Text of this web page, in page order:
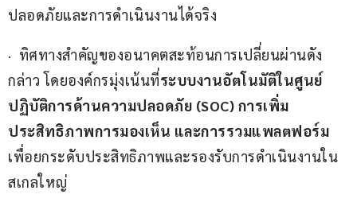
ปลอดภัยและการดำเนินงานได้จริง
·  ทิศทางสำคัญของอนาคตสะท้อนการเปลี่ยนผ่านดัง
กล่าว โดยองค์กรมุ่งเน้นที่ระบบงานอัตโนมัติในศูนย์
ปฏิบัติการด้านความปลอดภัย (SOC) การเพิ่ม
ประสิทธิภาพการมองเห็น และการรวมแพลตฟอร์ม
เพื่อยกระดับประสิทธิภาพและรองรับการดำเนินงานใน
สเกลใหญ่